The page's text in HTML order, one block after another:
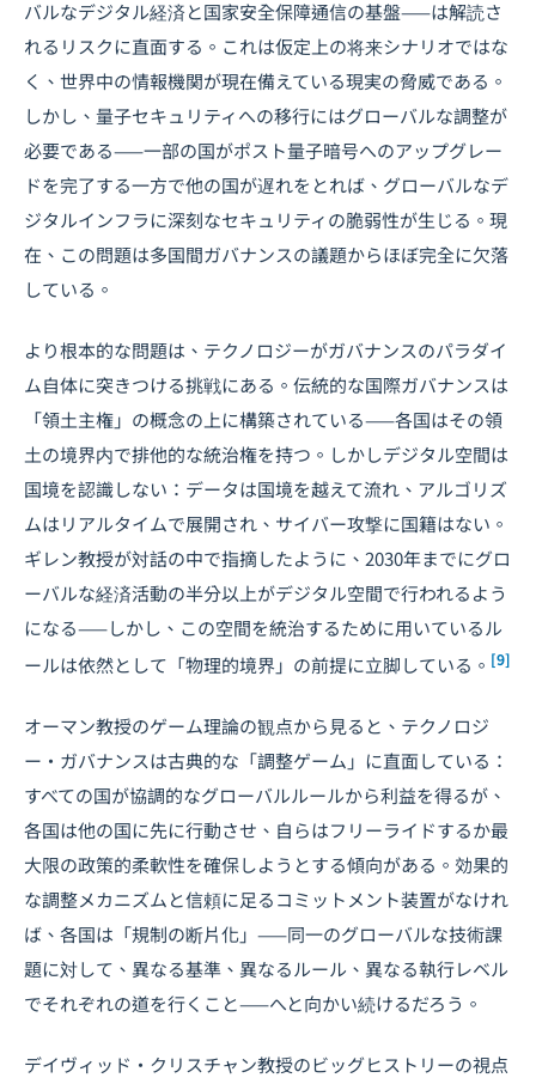
バルなデジタル経済と国家安全保障通信の基盤——は解読さ
れるリスクに直面する。これは仮定上の将来シナリオではな
く、世界中の情報機関が現在備えている現実の脅威である。
しかし、量子セキュリティへの移行にはグローバルな調整が
必要である——一部の国がポスト量子暗号へのアップグレー
ドを完了する一方で他の国が遅れをとれば、グローバルなデ
ジタルインフラに深刻なセキュリティの脆弱性が生じる。現
在、この問題は多国間ガバナンスの議題からほぼ完全に欠落
している。
より根本的な問題は、テクノロジーがガバナンスのパラダイ
ム自体に突きつける挑戦にある。伝統的な国際ガバナンスは
「領土主権」の概念の上に構築されている——各国はその領
土の境界内で排他的な統治権を持つ。しかしデジタル空間は
国境を認識しない：データは国境を越えて流れ、アルゴリズ
ムはリアルタイムで展開され、サイバー攻撃に国籍はない。
ギレン教授が対話の中で指摘したように、2030年までにグロ
ーバルな経済活動の半分以上がデジタル空間で行われるよう
になる——しかし、この空間を統治するために用いているル
ールは依然として「物理的境界」の前提に立脚している。 [9]
オーマン教授のゲーム理論の観点から見ると、テクノロジ
ー・ガバナンスは古典的な「調整ゲーム」に直面している：
すべての国が協調的なグローバルルールから利益を得るが、
各国は他の国に先に行動させ、自らはフリーライドするか最
大限の政策的柔軟性を確保しようとする傾向がある。効果的
な調整メカニズムと信頼に足るコミットメント装置がなけれ
ば、各国は「規制の断片化」——同一のグローバルな技術課
題に対して、異なる基準、異なるルール、異なる執行レベル
でそれぞれの道を行くこと——へと向かい続けるだろう。
デイヴィッド・クリスチャン教授のビッグヒストリーの視点